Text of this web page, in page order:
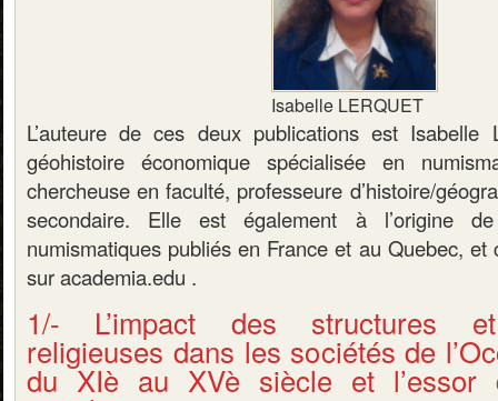
Isabelle LERQUET
L’auteure de ces deux publications est Isabelle
géohistoire économique spécialisée en
chercheuse en faculté, professeure d’histoire/
secondaire. Elle est également à l’origine
numismatiques publiés en France et au Quebec, et
sur academia.edu .
1/- L’impact des structures et
religieuses dans les sociétés de
du XIè au XVè siècle et l’essor